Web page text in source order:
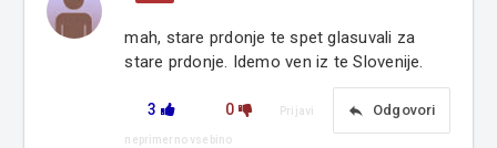
mah, stare prdonje te spet glasuvali za
stare prdonje. Idemo ven iz te Slovenije.
3 0 reply Odgovori
Prijavi
neprimerno vsebino